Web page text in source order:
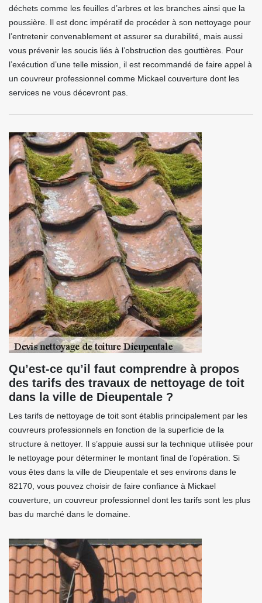
déchets comme les feuilles d’arbres et les branches ainsi que la
poussière. Il est donc impératif de procéder à son nettoyage pour
l’entretenir convenablement et assurer sa durabilité, mais aussi
vous prévenir les soucis liés à l’obstruction des gouttières. Pour
l’exécution d’une telle mission, il est recommandé de faire appel à
un couvreur professionnel comme Mickael couverture dont les
services ne vous décevront pas.
Qu’est-ce qu’il faut comprendre à propos
des tarifs des travaux de nettoyage de toit
dans la ville de Dieupentale ?
Les tarifs de nettoyage de toit sont établis principalement par les
couvreurs professionnels en fonction de la superficie de la
structure à nettoyer. Il s’appuie aussi sur la technique utilisée pour
le nettoyage pour déterminer le montant final de l’opération. Si
vous êtes dans la ville de Dieupentale et ses environs dans le
82170, vous pouvez choisir de faire confiance à Mickael
couverture, un couvreur professionnel dont les tarifs sont les plus
bas du marché dans le domaine.